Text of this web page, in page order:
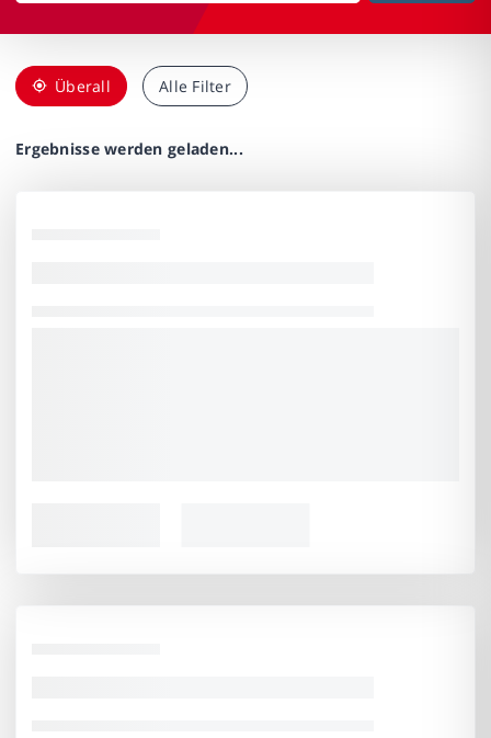
Überall Alle Filter
Ergebnisse werden geladen...